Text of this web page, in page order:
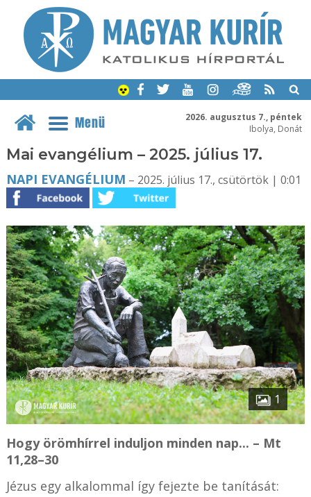
2026. augusztus 7., péntek
Ibolya, Donát
Menü
Mai evangélium – 2025. július 17.
NAPI EVANGÉLIUM – 2025. július 17., csütörtök | 0:01
1
Hogy örömhírrel induljon minden nap... – Mt
11,28–30
Jézus egy alkalommal így fejezte be tanítását: